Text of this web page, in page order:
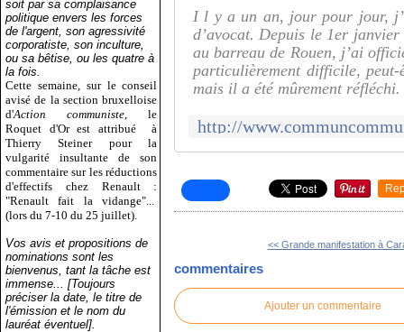
soit par sa complaisance
politique envers les forces
de l'argent, son agressivité
corporatiste, son inculture,
ou sa bêtise, ou les quatre à
la fois.
Cette semaine, sur le conseil
avisé de la section bruxelloise
d'Action communiste , le
Roquet d'Or est attribué
à
Thierry Steiner pour la
vulgarité insultante de son
commentaire sur les réductions
d'effectifs chez Renault :
"Renault fait la vidange"...
(lors du 7-10 du 25 juillet).
Vos avis et propositions de
nominations sont les
bienvenus, tant la tâche est
immense... [Toujours
préciser la date, le titre de
l'émission et le nom du
lauréat éventuel].
I l y a un an, jour pour jour,
d’avocat. Depuis le 1er
au barreau de Rouen, j’ai
particulièrement difficile,
mais il a été mûrement
<< Grande manifestation à
commentaires
Ajouter un commentaire